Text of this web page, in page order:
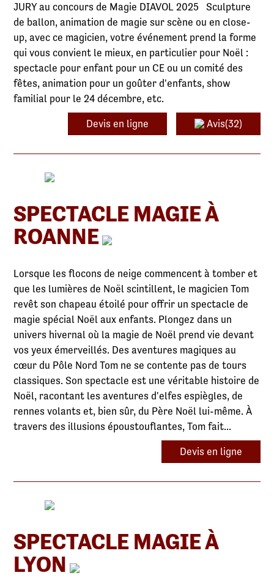
JURY au concours de Magie DIAVOL 2025 Sculpture
de ballon, animation de magie sur scène ou en close-
up, avec ce magicien, votre événement prend la forme
qui vous convient le mieux, en particulier pour Noël :
spectacle pour enfant pour un CE ou un comité des
fêtes, animation pour un goûter d'enfants, show
familial pour le 24 décembre, etc.
Devis en ligne Avis(32)
SPECTACLE MAGIE À
ROANNE
Lorsque les flocons de neige commencent à tomber et
que les lumières de Noël scintillent, le magicien Tom
revêt son chapeau étoilé pour offrir un spectacle de
magie spécial Noël aux enfants. Plongez dans un
univers hivernal où la magie de Noël prend vie devant
vos yeux émerveillés. Des aventures magiques au
cœur du Pôle Nord Tom ne se contente pas de tours
classiques. Son spectacle est une véritable histoire de
Noël, racontant les aventures d'elfes espiègles, de
rennes volants et, bien sûr, du Père Noël lui-même. À
travers des illusions époustouflantes, Tom fait...
Devis en ligne
SPECTACLE MAGIE À
LYON